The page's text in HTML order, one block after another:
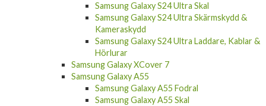
Samsung Galaxy S24 Ultra Skärmskydd &
Kameraskydd
Samsung Galaxy S24 Ultra Laddare, Kablar &
Hörlurar
Samsung Galaxy XCover 7
Samsung Galaxy A55
Samsung Galaxy A55 Fodral
Samsung Galaxy A55 Skal
Samsung Galaxy A55 Skärmskydd &